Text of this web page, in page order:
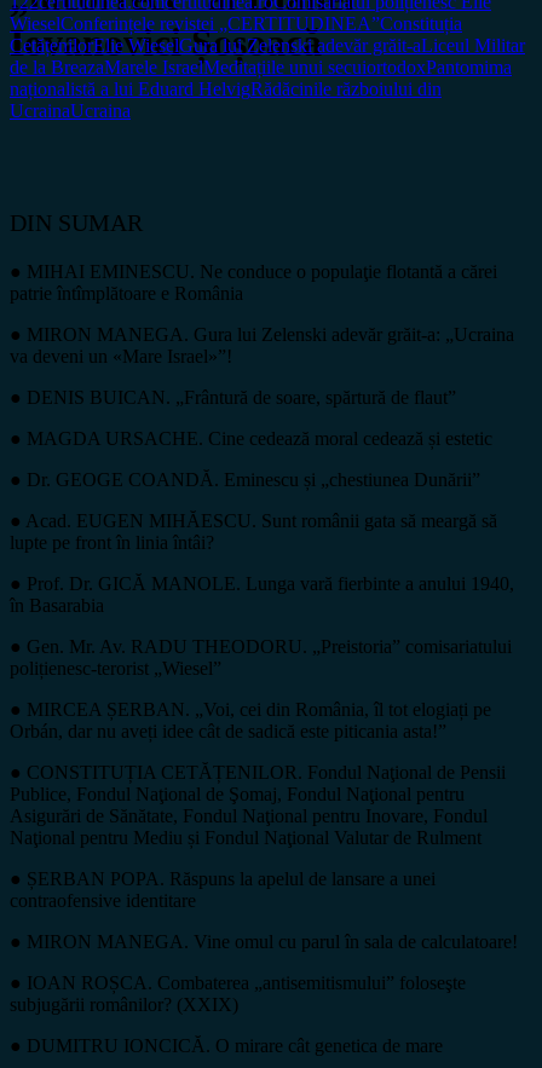
Iovanovici Șoșoacă
WieselConferințele revistei „CERTITUDINEA”Constituția
CetățenilorElie WieselGura lui Zelenski adevăr grăit-aLiceul Militar
de la BreazaMarele IsraelMeditațiile unui secuiortodoxPantomima
naționalistă a lui Eduard HelvigRădăcinile războiului din
UcrainaUcraina
DIN SUMAR
● MIHAI EMINESCU. Ne conduce o populaţie flotantă a cărei
patrie întîmplătoare e România
● MIRON MANEGA. Gura lui Zelenski adevăr grăit-a: „Ucraina
va deveni un «Mare Israel»”!
● DENIS BUICAN. „Frântură de soare, spărtură de flaut”
● MAGDA URSACHE. Cine cedează moral cedează și estetic
● Dr. GEOGE COANDĂ. Eminescu și „chestiunea Dunării”
● Acad. EUGEN MIHĂESCU. Sunt românii gata să meargă să
lupte pe front în linia întâi?
● Prof. Dr. GICĂ MANOLE. Lunga vară fierbinte a anului 1940,
în Basarabia
● Gen. Mr. Av. RADU THEODORU. „Preistoria” comisariatului
polițienesc-terorist „Wiesel”
● MIRCEA ȘERBAN. „Voi, cei din România, îl tot elogiați pe
Orbán, dar nu aveți idee cât de sadică este piticania asta!”
● CONSTITUȚIA CETĂȚENILOR. Fondul Naţional de Pensii
Publice, Fondul Naţional de Şomaj, Fondul Naţional pentru
Asigurări de Sănătate, Fondul Naţional pentru Inovare, Fondul
Naţional pentru Mediu și Fondul Naţional Valutar de Rulment
● ȘERBAN POPA. Răspuns la apelul de lansare a unei
contraofensive identitare
● MIRON MANEGA. Vine omul cu parul în sala de calculatoare!
● IOAN ROȘCA. Combaterea „antisemitismului” foloseşte
subjugării românilor? (XXIX)
● DUMITRU IONCICĂ. O mirare cât genetica de mare